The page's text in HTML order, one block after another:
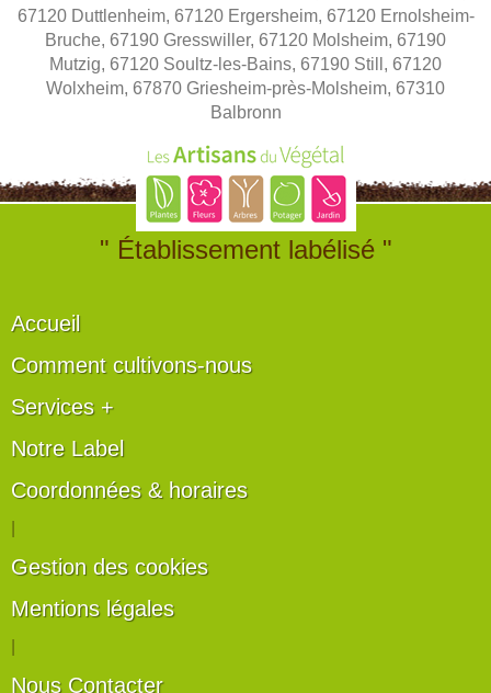
67120 Duttlenheim, 67120 Ergersheim, 67120 Ernolsheim-
Bruche, 67190 Gresswiller, 67120 Molsheim, 67190
Mutzig, 67120 Soultz-les-Bains, 67190 Still, 67120
Wolxheim, 67870 Griesheim-près-Molsheim, 67310
Balbronn
" Établissement labélisé "
Accueil
Comment cultivons-nous
Services +
Notre Label
Coordonnées & horaires
Gestion des cookies
Mentions légales
Nous Contacter